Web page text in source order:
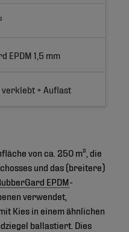
EPDM 1,5 mm
+ Auflast
von ca. 250 m², die
und das (breitere)
EPDM-
verwendet,
Kies in einem ähnlichen
ballastiert. Dies